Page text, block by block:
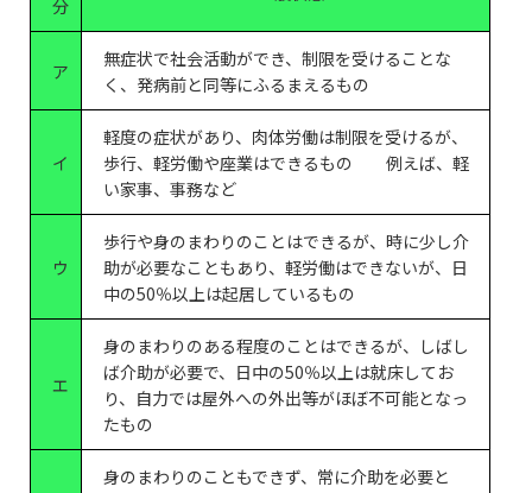
分
ア
無症状で社会活動ができ、制限を受けることな
く、発病前と同等にふるまえるもの
イ
軽度の症状があり、肉体労働は制限を受けるが、
歩行、軽労働や座業はできるもの 例えば、軽
い家事、事務など
ウ
歩行や身のまわりのことはできるが、時に少し介
助が必要なこともあり、軽労働はできないが、日
中の50％以上は起居しているもの
エ
身のまわりのある程度のことはできるが、しばし
ば介助が必要で、日中の50％以上は就床してお
り、自力では屋外への外出等がほぼ不可能となっ
たもの
身のまわりのこともできず、常に介助を必要と